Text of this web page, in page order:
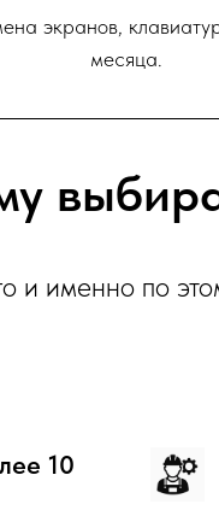
экранов,
месяца.
и именно по
10